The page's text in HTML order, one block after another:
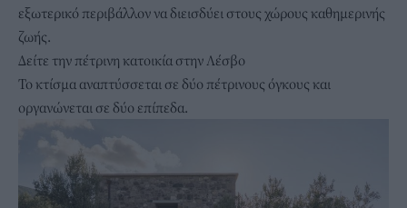
εξωτερικό περιβάλλον να διεισδύει στους χώρους καθημερινής
ζωής.
Δείτε την πέτρινη κατοικία στην Λέσβο
Το κτίσμα αναπτύσσεται σε δύο πέτρινους όγκους και
οργανώνεται σε δύο επίπεδα.